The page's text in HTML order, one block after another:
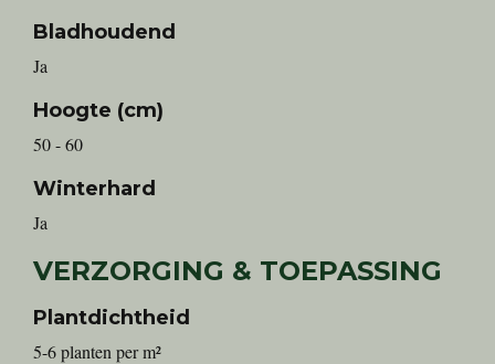
Bladhoudend
Ja
Hoogte (cm)
50 - 60
Winterhard
Ja
VERZORGING & TOEPASSING
Plantdichtheid
5-6 planten per m²